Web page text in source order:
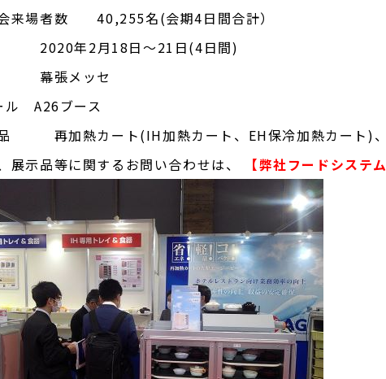
来場者数 40,255名(会期4日間合計）
2020年2月18日～21日(4日間)
幕張メッセ
ル A26ブース
再加熱カート(IH加熱カート、EH保冷加熱カート)、
展示品等に関するお問い合わせは、
【弊社フードシステ